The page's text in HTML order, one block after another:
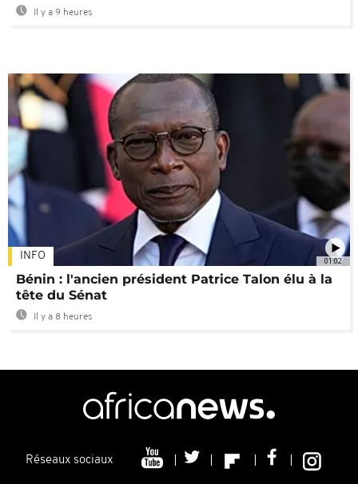
Il y a 9 heures
01:02
INFO
Bénin : l'ancien président Patrice Talon élu à la
tête du Sénat
Il y a 8 heures
Réseaux sociaux